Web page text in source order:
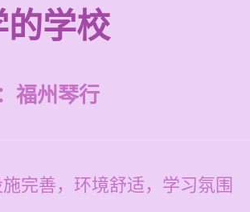
学校
福州琴行
完善，环境舒适，学习氛围